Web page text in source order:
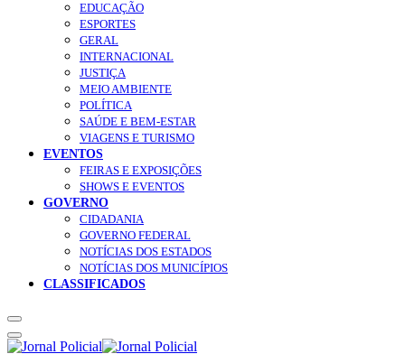
EDUCAÇÃO
ESPORTES
GERAL
INTERNACIONAL
JUSTIÇA
MEIO AMBIENTE
POLÍTICA
SAÚDE E BEM-ESTAR
VIAGENS E TURISMO
EVENTOS
FEIRAS E EXPOSIÇÕES
SHOWS E EVENTOS
GOVERNO
CIDADANIA
GOVERNO FEDERAL
NOTÍCIAS DOS ESTADOS
NOTÍCIAS DOS MUNICÍPIOS
CLASSIFICADOS